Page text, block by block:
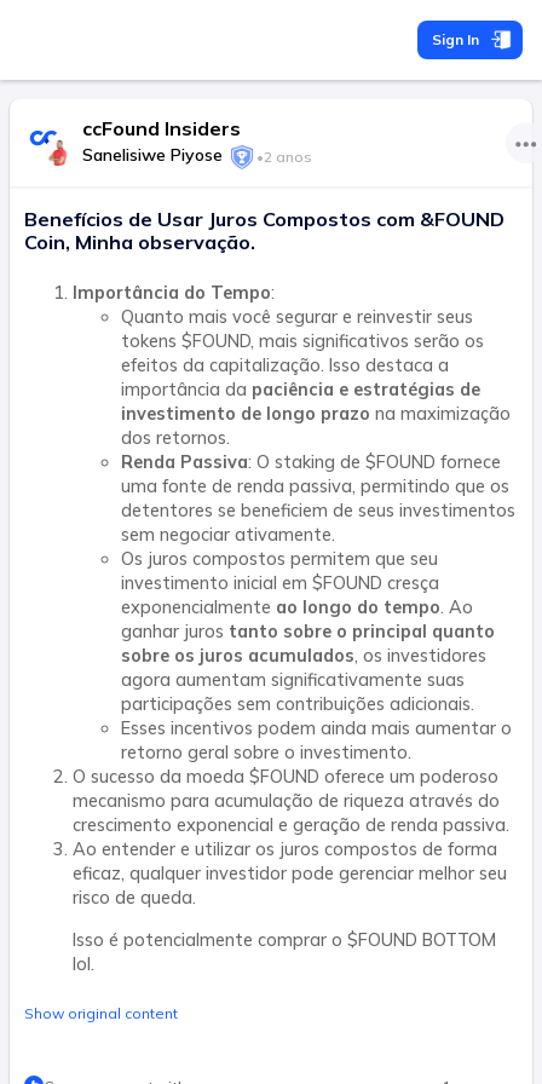
Sign In
ccFound Insiders
Sanelisiwe Piyose •2 anos
Benefícios de Usar Juros Compostos com &FOUND
Coin, Minha observação.
Importância do Tempo:
Quanto mais você segurar e reinvestir seus
tokens $FOUND, mais significativos serão os
efeitos da capitalização. Isso destaca a
importância da paciência e estratégias de
investimento de longo prazo na maximização
dos retornos.
Renda Passiva: O staking de $FOUND fornece
uma fonte de renda passiva, permitindo que os
detentores se beneficiem de seus investimentos
sem negociar ativamente.
Os juros compostos permitem que seu
investimento inicial em $FOUND cresça
exponencialmente ao longo do tempo. Ao
ganhar juros tanto sobre o principal quanto
sobre os juros acumulados, os investidores
agora aumentam significativamente suas
participações sem contribuições adicionais.
Esses incentivos podem ainda mais aumentar o
retorno geral sobre o investimento.
O sucesso da moeda $FOUND oferece um poderoso
mecanismo para acumulação de riqueza através do
crescimento exponencial e geração de renda passiva.
Ao entender e utilizar os juros compostos de forma
eficaz, qualquer investidor pode gerenciar melhor seu
risco de queda.
Isso é potencialmente comprar o $FOUND BOTTOM
lol.
Show original content